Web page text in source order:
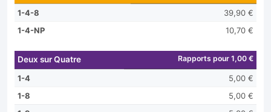
1-4-8
39,90 €
1-4-NP
10,70 €
Deux sur Quatre Rapports pour 1,00 €
1-4
5,00 €
1-8
5,00 €